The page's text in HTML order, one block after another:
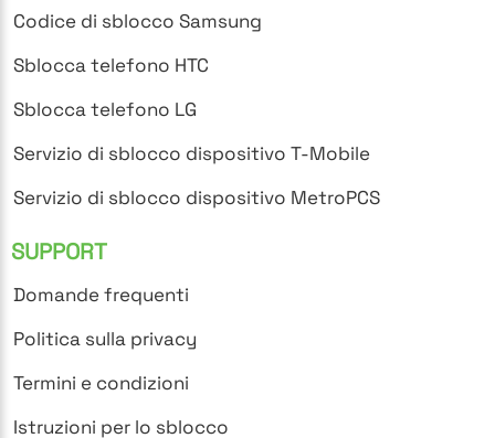
Codice di sblocco Samsung
Sblocca telefono HTC
Sblocca telefono LG
Servizio di sblocco dispositivo T-Mobile
Servizio di sblocco dispositivo MetroPCS
SUPPORT
Domande frequenti
Politica sulla privacy
Termini e condizioni
Istruzioni per lo sblocco